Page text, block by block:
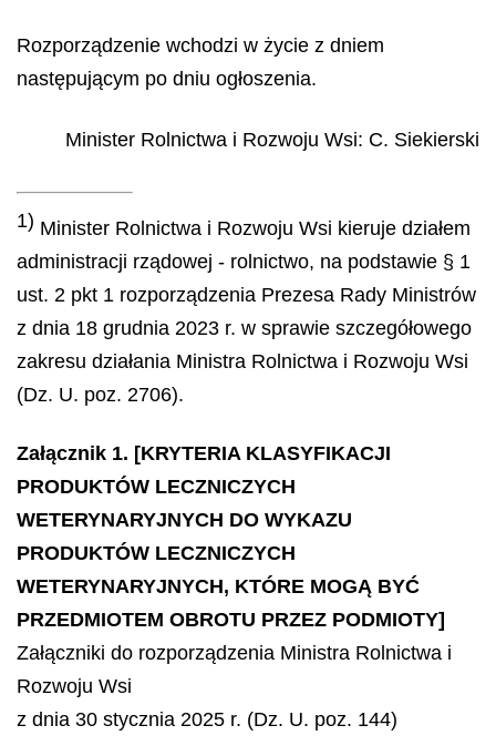
Rozporządzenie wchodzi w życie z dniem
następującym po dniu ogłoszenia.
Minister Rolnictwa i Rozwoju Wsi: C. Siekierski
1) Minister Rolnictwa i Rozwoju Wsi kieruje działem
administracji rządowej - rolnictwo, na podstawie § 1
ust. 2 pkt 1 rozporządzenia Prezesa Rady Ministrów
z dnia 18 grudnia 2023 r. w sprawie szczegółowego
zakresu działania Ministra Rolnictwa i Rozwoju Wsi
(Dz. U. poz. 2706).
Załącznik 1. [KRYTERIA KLASYFIKACJI
PRODUKTÓW LECZNICZYCH
WETERYNARYJNYCH DO WYKAZU
PRODUKTÓW LECZNICZYCH
WETERYNARYJNYCH, KTÓRE MOGĄ BYĆ
PRZEDMIOTEM OBROTU PRZEZ PODMIOTY]
Załączniki do rozporządzenia Ministra Rolnictwa i
Rozwoju Wsi
z dnia 30 stycznia 2025 r. (Dz. U. poz. 144)